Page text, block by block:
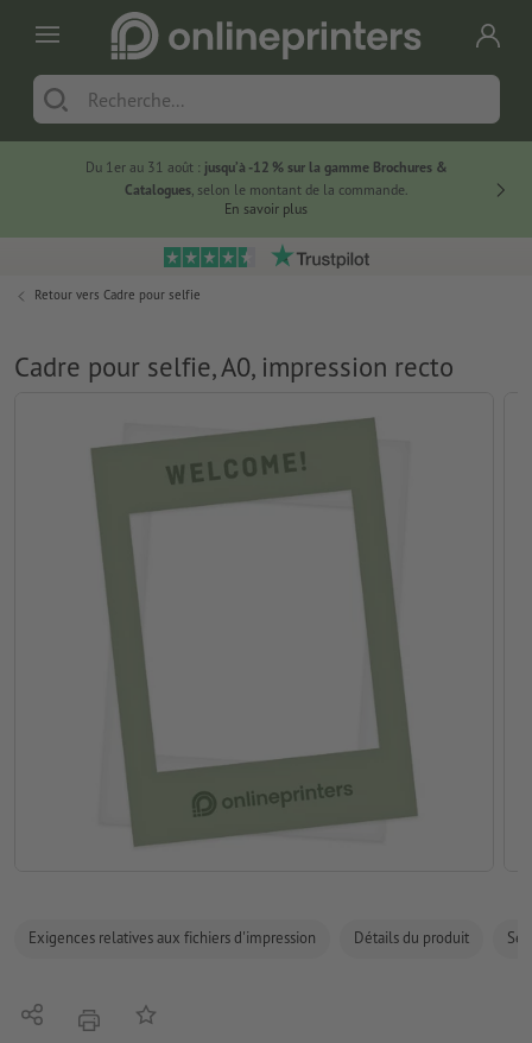
Du 1er au 31 août : jusqu’à -12 % sur la gamme Brochures &
Catalogues, selon le montant de la commande.
En savoir plus
Retour vers Cadre pour selfie
Cadre pour selfie, A0, impression recto
Exigences relatives aux fichiers d'impression Détails du produit
PartagerimprimerAjouter à liste d'article